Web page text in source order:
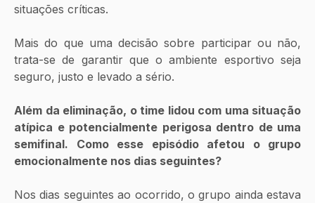
situações críticas.
Mais do que uma decisão sobre participar ou não,
trata-se de garantir que o ambiente esportivo seja
seguro, justo e levado a sério.
Além da eliminação, o time lidou com uma situação
atípica e potencialmente perigosa dentro de uma
semifinal. Como esse episódio afetou o grupo
emocionalmente nos dias seguintes?
Nos dias seguintes ao ocorrido, o grupo ainda estava